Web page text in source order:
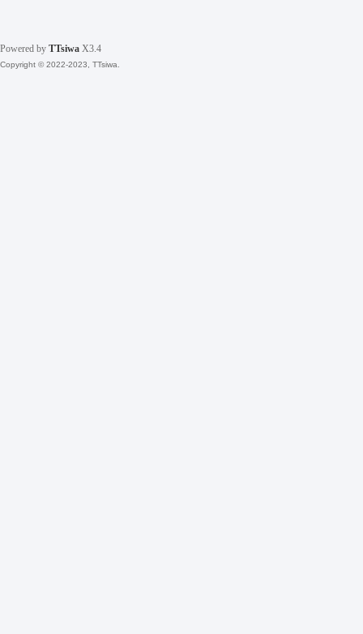
Powered by TTsiwa X3.4
Copyright © 2022-2023, TTsiwa.